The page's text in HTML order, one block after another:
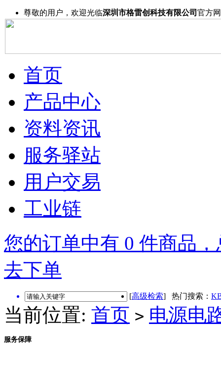
尊敬的用户，欢迎光临深圳市格雷创科技有限公司 官方
首页
产品中心
资料资讯
服务驿站
用户交易
工业链
您的订单中有 0 件商品
去下单
[高级检索] 热门搜索：
当前位置: 首页 > 电源电
服务保障